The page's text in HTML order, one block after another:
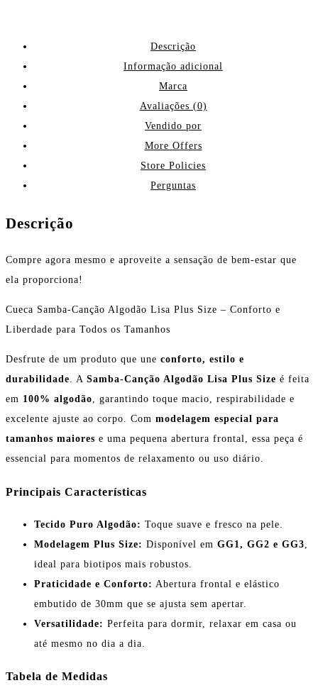
Descrição
Informação adicional
Marca
Avaliações (0)
Vendido por
More Offers
Store Policies
Perguntas
Descrição
Compre agora mesmo e aproveite a sensação de bem-estar que
ela proporciona!
Cueca Samba-Canção Algodão Lisa Plus Size – Conforto e
Liberdade para Todos os Tamanhos
Desfrute de um produto que une conforto, estilo e
durabilidade. A Samba-Canção Algodão Lisa Plus Size é feita
em 100% algodão, garantindo toque macio, respirabilidade e
excelente ajuste ao corpo. Com modelagem especial para
tamanhos maiores e uma pequena abertura frontal, essa peça é
essencial para momentos de relaxamento ou uso diário.
Principais Características
Tecido Puro Algodão: Toque suave e fresco na pele.
Modelagem Plus Size: Disponível em GG1, GG2 e GG3,
ideal para biotipos mais robustos.
Praticidade e Conforto: Abertura frontal e elástico
embutido de 30mm que se ajusta sem apertar.
Versatilidade: Perfeita para dormir, relaxar em casa ou
até mesmo no dia a dia.
Tabela de Medidas